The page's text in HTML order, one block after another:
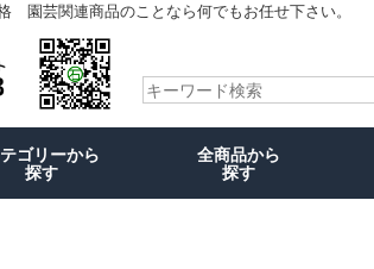
園芸関連商品のことなら何でもお任せ下さい。
ゴリーから
探す
全商品から
探す